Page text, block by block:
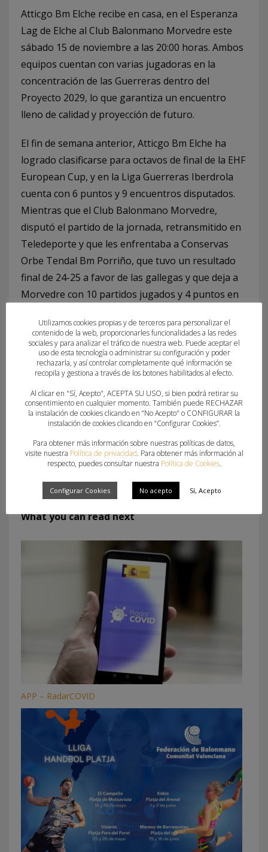
Atticgo Bm Elche recibe en casa, en el Esperanza
Lag de Elche al Club Balonmano Morvedre este
sábado 15 de noviembre a las 20:00 horas. Ambos
equipos cuentan con varias jugadoras en la
concentración de las Guerreras dentro del
Proyecto 2029, lo que garantiza un encuentro
lleno de calidad y proyección de futuro.
El fin de semana anterior, Atticgo Bm Elche ha
logrado clasificarse para octavos de final de la EHF
European Cup, y en la Liga Guerreras Iberdrola
cuenta con 6 puntos y 9 encuentros disputados.
Mientras que el Club Balonmano Morvedre,
disputó el partido de la jornada, retransmitido en
Teledeporte y que les enfrentaba a Conservas
Orbe Tendal Bm Porriño, que tuvo un resultado
final de 24-25 a favor de las gallegas y que deja a
Morvedre con 10 partidos jugados y 4 puntos en
A pesar de sus recientes dificultades para sumar
victorias en la liga, ambos equipos llegan
motivados y con ganas de reivindicarse en un
derbi que siempre garantiza intensidad y
emoción.
What you can read next
APP – RadarCOVID
Utilizamos cookies propias y de terceros para personalizar el
contenido de la web, proporcionarles funcionalidades a las redes
sociales y para analizar el tráfico de nuestra web. Puede aceptar el
uso de esta tecnología o administrar su configuración y poder
rechazarla, y así controlar completamente qué información se
recopila y gestiona a través de los botones habilitados al efecto.
Al clicar en "Sí, Acepto", ACEPTA SU USO, si bien podrá retirar su
consentimiento en cualquier momento. También puede RECHAZAR
la instalación de cookies clicando en “No Acepto" o CONFIGURAR la
instalación de cookies clicando en “Configurar Cookies”.
Para obtener más información sobre nuestras políticas de datos,
visite nuestra Política de privacidad. Para obtener más información al
respecto, puedes consultar nuestra Política de Cookies.
Configurar Cookies No acepto Sí, Acepto